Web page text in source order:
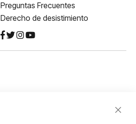
Preguntas Frecuentes
Derecho de desistimiento